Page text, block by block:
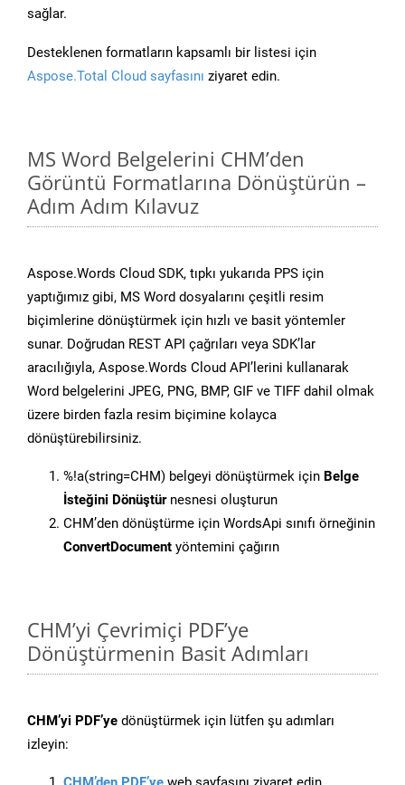
sağlar.
Desteklenen formatların kapsamlı bir listesi için
Aspose.Total Cloud sayfasını ziyaret edin.
MS Word Belgelerini CHM’den
Görüntü Formatlarına Dönüştürün –
Adım Adım Kılavuz
Aspose.Words Cloud SDK, tıpkı yukarıda PPS için
yaptığımız gibi, MS Word dosyalarını çeşitli resim
biçimlerine dönüştürmek için hızlı ve basit yöntemler
sunar. Doğrudan REST API çağrıları veya SDK’lar
aracılığıyla, Aspose.Words Cloud API’lerini kullanarak
Word belgelerini JPEG, PNG, BMP, GIF ve TIFF dahil olmak
üzere birden fazla resim biçimine kolayca
dönüştürebilirsiniz.
%!a(string=CHM) belgeyi dönüştürmek için Belge
İsteğini Dönüştürnesnesi oluşturun
CHM’den dönüştürme için WordsApi sınıfı örneğinin
ConvertDocument yöntemini çağırın
CHM’yi Çevrimiçi PDF’ye
Dönüştürmenin Basit Adımları
CHM’yi PDF’ye dönüştürmek için lütfen şu adımları
izleyin: